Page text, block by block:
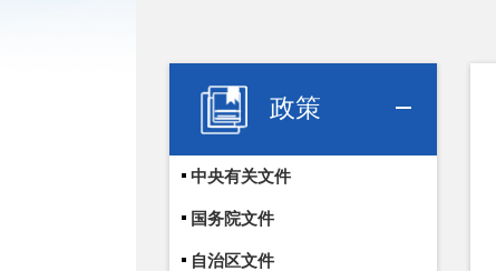
政策
中央有关文件
国务院文件
自治区文件